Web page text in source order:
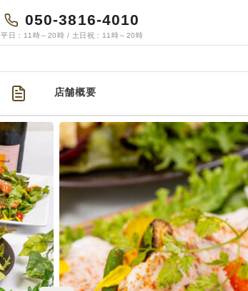
050-3816-4010
平日：11時～20時 / 土日祝：11時～20時
店舗概要